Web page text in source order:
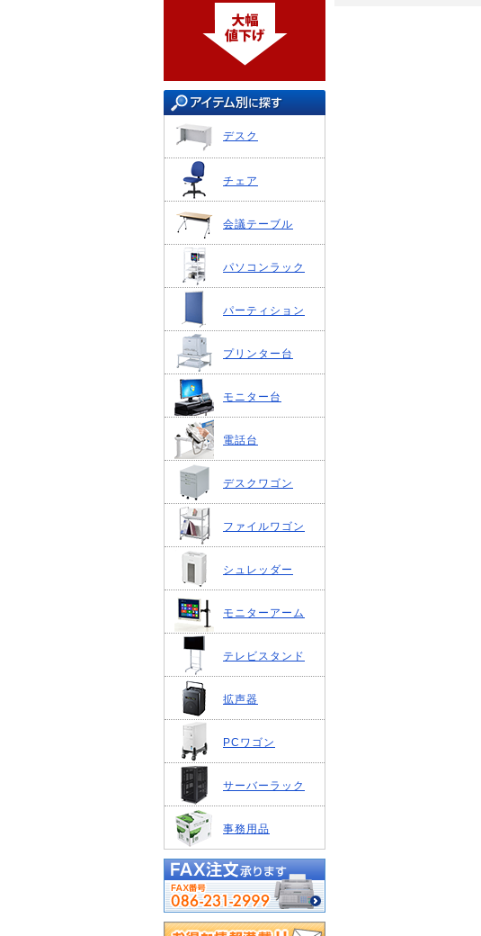
デスク
チェア
会議テーブル
パソコンラック
パーティション
プリンター台
モニター台
電話台
デスクワゴン
ファイルワゴン
シュレッダー
モニターアーム
テレビスタンド
拡声器
PCワゴン
サーバーラック
事務用品